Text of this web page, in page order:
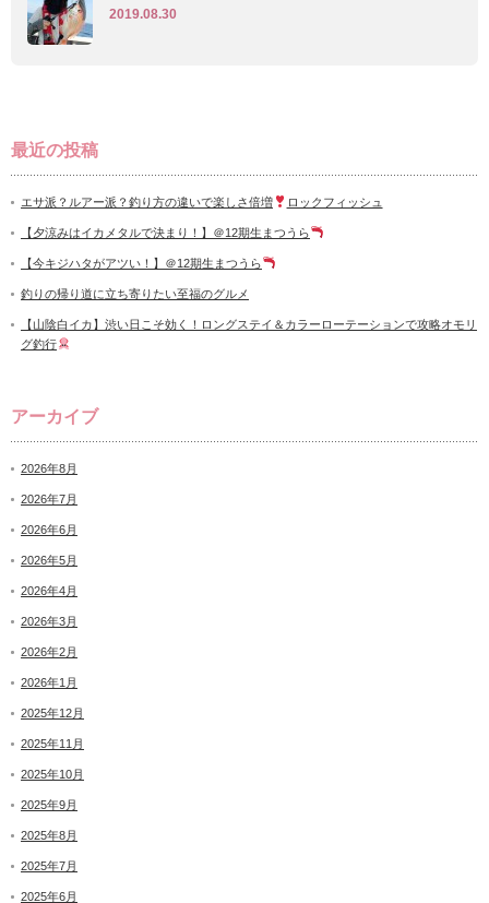
2019.08.30
最近の投稿
エサ派？ルアー派？釣り方の違いで楽しさ倍増 ロックフィッシュ
【夕涼みはイカメタルで決まり！】＠12期生まつうら
【今キジハタがアツい！】＠12期生まつうら
釣りの帰り道に立ち寄りたい至福のグルメ
【山陰白イカ】渋い日こそ効く！ロングステイ＆カラーローテーションで攻略オモリ
グ釣行
アーカイブ
2026年8月
2026年7月
2026年6月
2026年5月
2026年4月
2026年3月
2026年2月
2026年1月
2025年12月
2025年11月
2025年10月
2025年9月
2025年8月
2025年7月
2025年6月